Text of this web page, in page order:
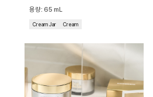
용량:65 mL
Cream Jar Cream